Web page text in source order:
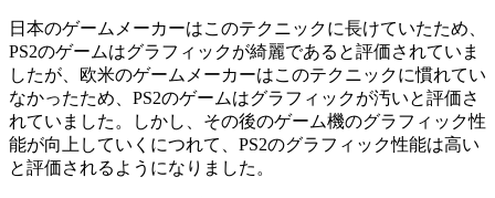
日本のゲームメーカーはこのテクニックに長けていたため、
PS2のゲームはグラフィックが綺麗であると評価されていま
したが、欧米のゲームメーカーはこのテクニックに慣れてい
なかったため、PS2のゲームはグラフィックが汚いと評価さ
れていました。しかし、その後のゲーム機のグラフィック性
能が向上していくにつれて、PS2のグラフィック性能は高い
と評価されるようになりました。